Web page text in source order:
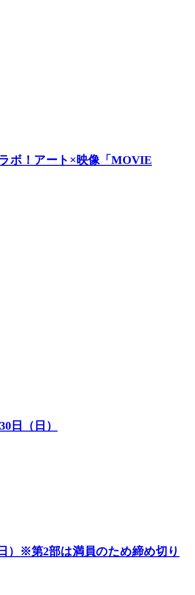
ボ！アート×映像「MOVIE
日（日）
）※第2部は満員のため締め切り